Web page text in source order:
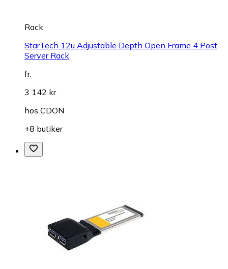
Rack
StarTech 12u Adjustable Depth Open Frame 4 Post
Server Rack
fr.
3 142 kr
hos CDON
+8 butiker